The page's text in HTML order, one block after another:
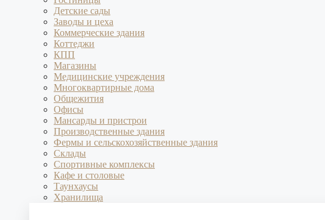
Детские сады
Заводы и цеха
Коммерческие здания
Коттеджи
КПП
Магазины
Медицинские учреждения
Многоквартирные дома
Общежития
Офисы
Мансарды и пристрои
Производственные здания
Фермы и сельскохозяйственные здания
Склады
Спортивные комплексы
Кафе и столовые
Таунхаусы
Хранилища